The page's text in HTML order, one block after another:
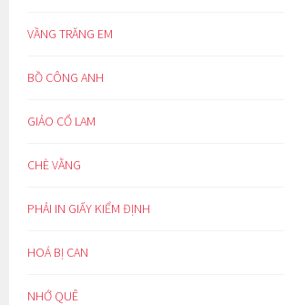
VẦNG TRĂNG EM
BỒ CÔNG ANH
GIẢO CỔ LAM
CHÈ VẰNG
PHẢI IN GIẤY KIỂM ĐỊNH
HOÁ BỊ CAN
NHỚ QUÊ